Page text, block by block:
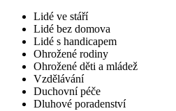
Lidé ve stáří
Lidé bez domova
Lidé s handicapem
Ohrožené rodiny
Ohrožené děti a mládež
Vzdělávání
Duchovní péče
Dluhové poradenství